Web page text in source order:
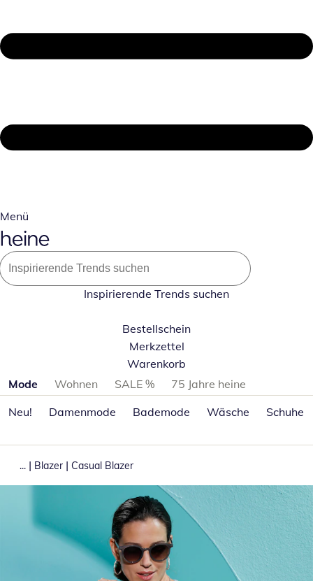
Menü
Inspirierende Trends suchen
Bestellschein
Merkzettel
Warenkorb
Produktkategorien überspringen
Mode Wohnen SALE %
75 Jahre heine
Neu!
Damenmode Bademode Wäsche Schuhe
... | Blazer | Casual Blazer